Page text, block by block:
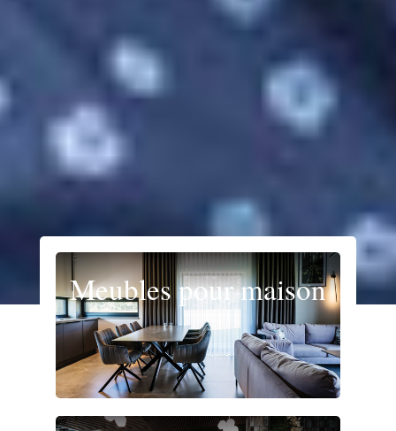
Meubles pour maison